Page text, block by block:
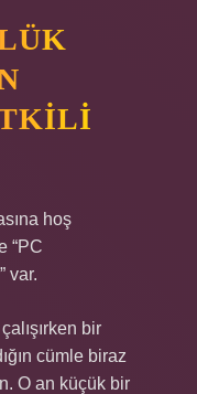
hoş
“PC
var.
bir
cümle biraz
O an küçük bir